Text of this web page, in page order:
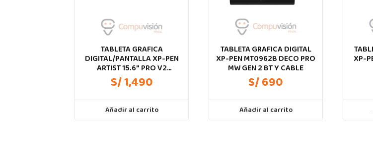
TABLETA GRAFICA
DIGITAL/PANTALLA XP-PEN
ARTIST 15.6″ PRO V2
MD160FH 2DA GN
S/ 1,490
Añadir al carrito
TABLETA GRAFICA DIGITAL
XP-PEN MT0962B DECO PRO
MW GEN 2 BT Y CABLE
S/ 690
Añadir al carrito
XP-